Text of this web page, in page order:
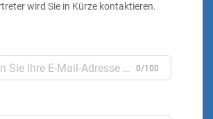
wird Sie in Kürze kontaktieren.
0/100